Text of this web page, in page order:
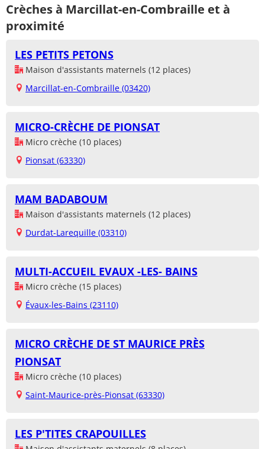
Crèches à Marcillat-en-Combraille et à
proximité
LES PETITS PETONS
Maison d'assistants maternels (12 places)
Marcillat-en-Combraille (03420)
MICRO-CRÈCHE DE PIONSAT
Micro crèche (10 places)
Pionsat (63330)
MAM BADABOUM
Maison d'assistants maternels (12 places)
Durdat-Larequille (03310)
MULTI-ACCUEIL EVAUX -LES- BAINS
Micro crèche (15 places)
Évaux-les-Bains (23110)
MICRO CRÈCHE DE ST MAURICE PRÈS
PIONSAT
Micro crèche (10 places)
Saint-Maurice-près-Pionsat (63330)
LES P'TITES CRAPOUILLES